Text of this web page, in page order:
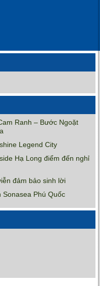
Ranh – Bước Ngoặt
Legend City
Hạ Long điểm đến nghỉ
đảm bảo sinh lời
Phú Quốc